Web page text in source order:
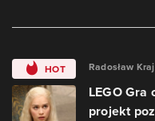
HOT Radosław
LEGO Gra
projekt